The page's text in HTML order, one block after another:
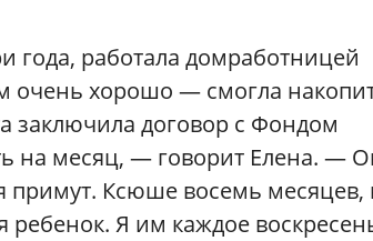
года, работала домработницей
очень хорошо — смогла
заключила договор с Фондом
на месяц, — говорит Елена. —
примут. Ксюше восемь месяцев,
ребенок. Я им каждое